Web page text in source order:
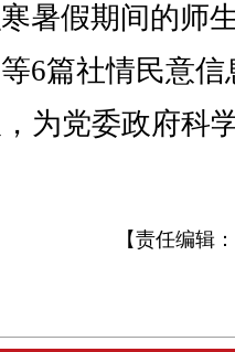
暑假期间的师
6篇社情民意信
为党委政府科
【责任编辑：